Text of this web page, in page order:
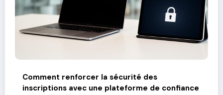
Comment renforcer la sécurité des
inscriptions avec une plateforme de confiance